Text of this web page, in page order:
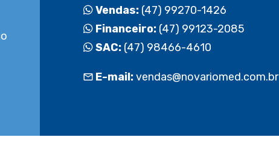
Vendas: (47) 99270-1426
Financeiro: (47) 99123-2085
SAC: (47) 98466-4610
E-mail:vendas@novariomed.com.br